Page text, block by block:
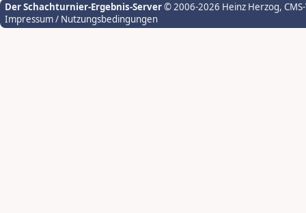
Der Schachturnier-Ergebnis-Server© 2006-2026 Heinz Herzog,
Impressum / Nutzungsbedingungen